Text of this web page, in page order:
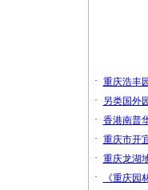
· 重庆浩丰
·
另类国外
· 香港南普
· 重庆市开
· 重庆龙湖
·
《重庆园